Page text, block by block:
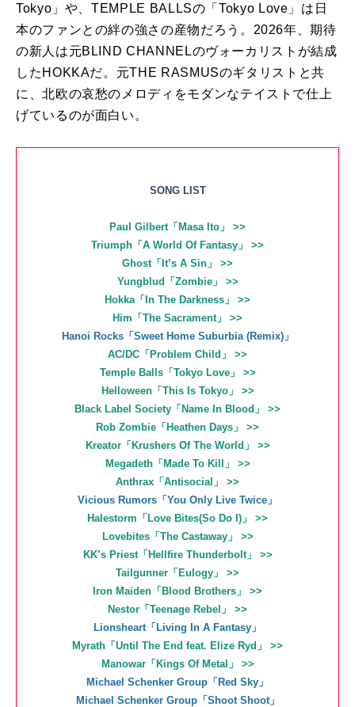
Tokyo」や、TEMPLE BALLSの「Tokyo Love」は日
本のファンとの絆の強さの産物だろう。2026年、期待
の新人は元BLIND CHANNELのヴォーカリストが結成
したHOKKAだ。元THE RASMUSのギタリストと共
に、北欧の哀愁のメロディをモダンなテイストで仕上
げているのが面白い。
SONG LIST
Paul Gilbert「Masa Ito」 >>
Triumph「A World Of Fantasy」 >>
Ghost「It’s A Sin」 >>
Yungblud「Zombie」 >>
Hokka「In The Darkness」 >>
Him「The Sacrament」 >>
Hanoi Rocks「Sweet Home Suburbia (Remix)」
AC/DC「Problem Child」 >>
Temple Balls「Tokyo Love」 >>
Helloween「This Is Tokyo」 >>
Black Label Society「Name In Blood」 >>
Rob Zombie「Heathen Days」 >>
Kreator「Krushers Of The World」 >>
Megadeth「Made To Kill」 >>
Anthrax「Antisocial」 >>
Vicious Rumors「You Only Live Twice」
Halestorm「Love Bites(So Do I)」 >>
Lovebites「The Castaway」 >>
KK’s Priest「Hellfire Thunderbolt」 >>
Tailgunner「Eulogy」 >>
Iron Maiden「Blood Brothers」 >>
Nestor「Teenage Rebel」 >>
Lionsheart「Living In A Fantasy」
Myrath「Until The End feat. Elize Ryd」 >>
Manowar「Kings Of Metal」 >>
Michael Schenker Group「Red Sky」
Michael Schenker Group「Shoot Shoot」